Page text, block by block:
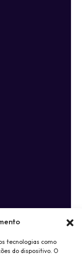
tecnologias como
do dispositivo. O